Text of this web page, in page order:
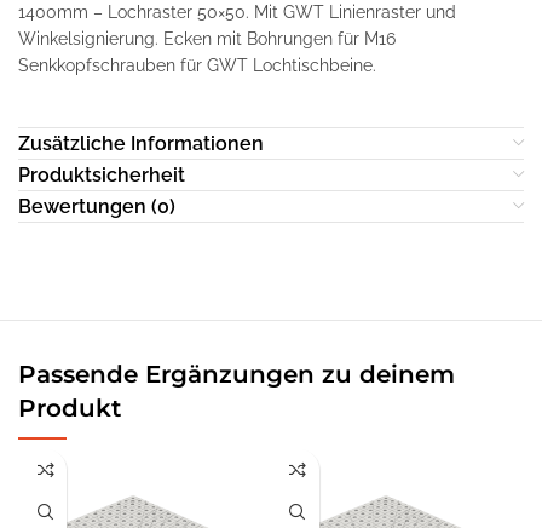
1400mm – Lochraster 50×50. Mit GWT Linienraster und
Winkelsignierung. Ecken mit Bohrungen für M16
Senkkopfschrauben für GWT Lochtischbeine.
Zusätzliche Informationen
Produktsicherheit
Bewertungen (0)
Passende Ergänzungen zu deinem
Produkt